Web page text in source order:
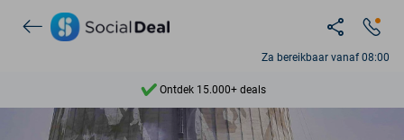
Za bereikbaar vanaf 08:00
Ontdek 15.000+ deals
7 dagen per week beschikbaar